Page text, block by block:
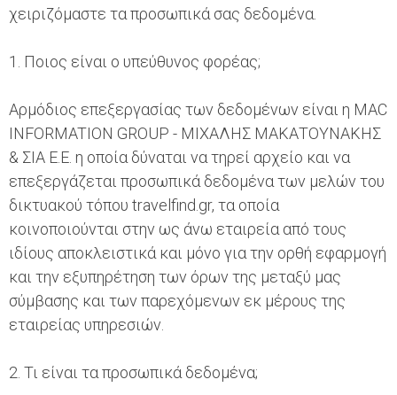
χειριζόμαστε τα προσωπικά σας δεδομένα.
1. Ποιος είναι ο υπεύθυνος φορέας;
Αρμόδιος επεξεργασίας των δεδομένων είναι η MAC
INFORMATION GROUP - ΜΙΧΑΛΗΣ ΜΑΚΑΤΟΥΝΑΚΗΣ
& ΣΙΑ Ε.Ε. η οποία δύναται να τηρεί αρχείο και να
επεξεργάζεται προσωπικά δεδομένα των μελών του
δικτυακού τόπου travelfind.gr, τα οποία
κοινοποιούνται στην ως άνω εταιρεία από τους
ιδίους αποκλειστικά και μόνο για την ορθή εφαρμογή
και την εξυπηρέτηση των όρων της μεταξύ μας
σύμβασης και των παρεχόμενων εκ μέρους της
εταιρείας υπηρεσιών.
2. Τι είναι τα προσωπικά δεδομένα;